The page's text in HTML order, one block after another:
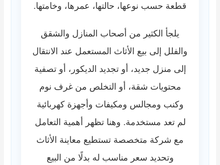
قطعة حسب نوعها، حالتها، عمرها، وخامتها.
يلجأ الكثير من أصحاب المنازل والشقق
والفلل إلى بيع الأثاث المستعمل عند الانتقال
إلى منزل جديد، أو تجديد الديكور، أو تصفية
محتويات شقة، أو التخلص من غرف نوم
وكنب ومجالس ومكيفات وأجهزة كهربائية
لم تعد مستخدمة. وهنا تظهر أهمية التعامل
مع شركة متخصصة تستطيع معاينة الأثاث
وتحديد سعر مناسب له بدلًا من البيع